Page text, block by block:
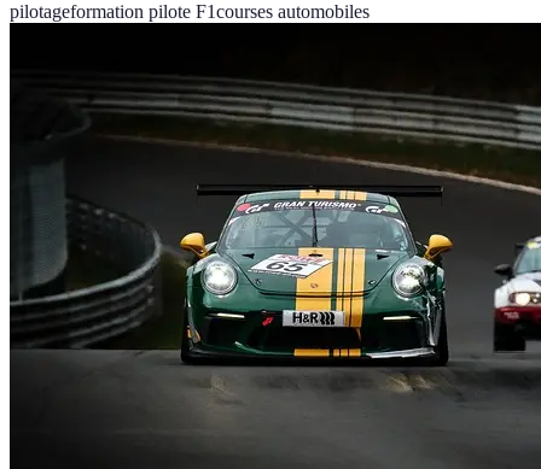
pilotageformation pilote F1courses automobiles